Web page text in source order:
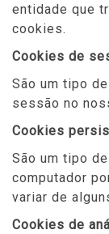
entidade que
cookies.
Cookies de
São um tipo
sessão no
Cookies
São um tipo
computador
variar de
Cookies de